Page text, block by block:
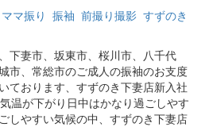
ママ振り 振袖 前撮り撮影 すずのき
下妻市、坂東市、桜川市、八千代
市、常総市のご成人の振袖のお支度
ております、すずのき下妻店新入社
温が下がり日中はかなり過ごしやす
しやすい気候の中、すずのき下妻店